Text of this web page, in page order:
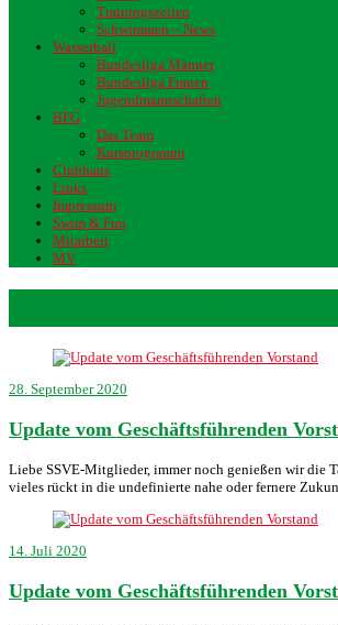
Trainingszeiten
Schwimmen – News
Wasserball
Bundesliga Männer
Bundesliga Frauen
Jugendmannschaften
BFG
Das Team
Kursprogramm
Clubhaus
Links
Impressum
Swim & Fun
Mitarbeit
MV
28. September 2020
Update vom Geschäftsführenden
Liebe SSVE-Mitglieder, immer noch genießen wir die
vieles rückt in die undefinierte nahe oder fernere
14. Juli 2020
Update vom Geschäftsführenden